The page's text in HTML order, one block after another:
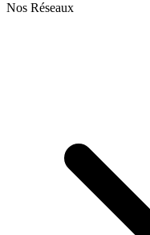
Nos Réseaux